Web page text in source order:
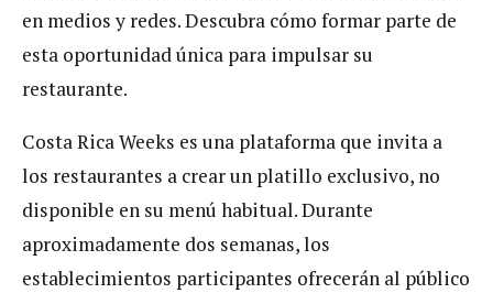
en medios y redes. Descubra cómo formar parte de
esta oportunidad única para impulsar su
restaurante.
Costa Rica Weeks es una plataforma que invita a
los restaurantes a crear un platillo exclusivo, no
disponible en su menú habitual. Durante
aproximadamente dos semanas, los
establecimientos participantes ofrecerán al público